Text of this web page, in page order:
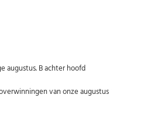
augustus. B achter hoofd
van onze augustus